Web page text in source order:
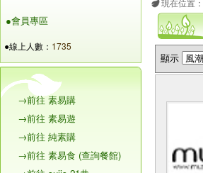
●會員專區
●線上人數： 1735
→前往 素易購
→前往 素易遊
→前往 純素購
→前往 素易食 (查詢餐館)
現在位置：
顯示